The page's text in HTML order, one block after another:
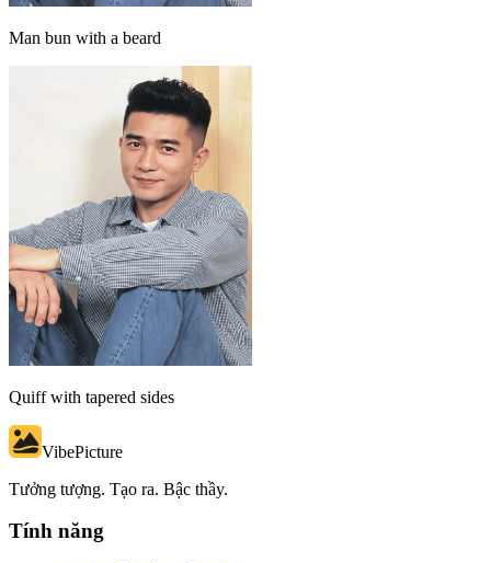
Man bun with a beard
Quiff with tapered sides
VibePicture
Tưởng tượng. Tạo ra. Bậc thầy.
Tính năng